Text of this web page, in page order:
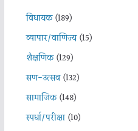
विधायक(189)
व्यापार/वाणिज्य(15)
शैक्षणिक(129)
सण-उत्सव(132)
सामाजिक(148)
स्पर्धा/परीक्षा(10)